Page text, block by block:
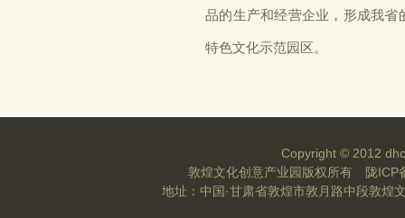
品的生产和经营企业，形成我
特色文化示范园区。
Copyright © 2012
敦煌文化创意产业园版权所有 陇ICP
地址：中国·甘肃省敦煌市敦月路中段敦